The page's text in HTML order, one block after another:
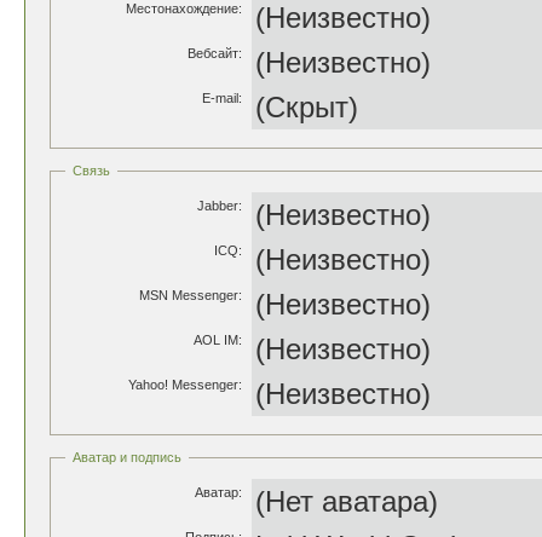
Местонахождение: (Неизвестно)
Вебсайт: (Неизвестно)
E-mail: (Скрыт)
Связь
Jabber: (Неизвестно)
ICQ: (Неизвестно)
MSN Messenger: (Неизвестно)
AOL IM: (Неизвестно)
Yahoo! Messenger: (Неизвестно)
Аватар и подпись
Аватар: (Нет аватара)